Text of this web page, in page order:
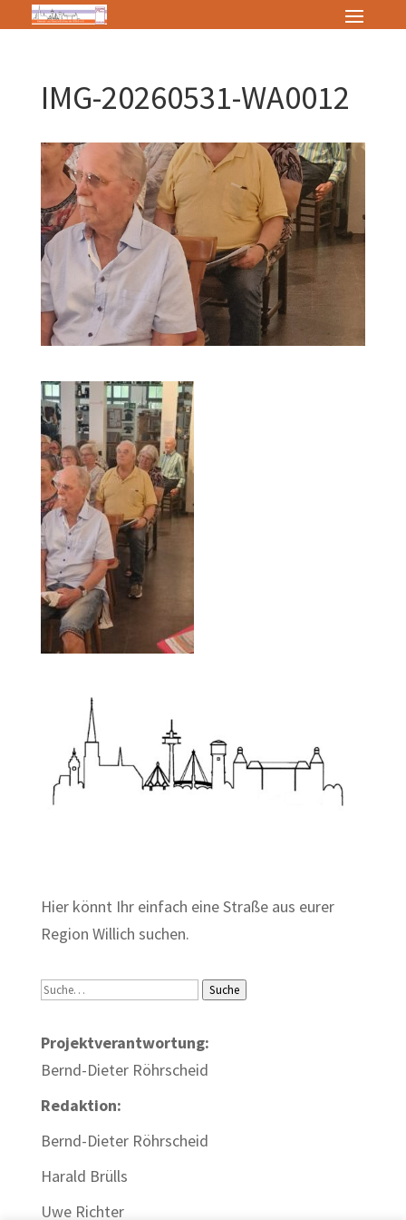
IMG-20260531-WA0012
Hier könnt Ihr einfach eine Straße aus eurer
Region Willich suchen.
Suche Suche
Projektverantwortung:
Bernd-Dieter Röhrscheid
Redaktion:
Bernd-Dieter Röhrscheid
Harald Brülls
Uwe Richter